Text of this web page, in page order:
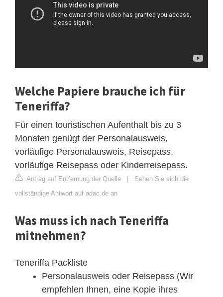
Welche Papiere brauche ich für
Teneriffa?
Für einen touristischen Aufenthalt bis zu 3
Monaten genügt der Personalausweis,
vorläufige Personalausweis, Reisepass,
vorläufige Reisepass oder Kinderreisepass.
Antrag auf Entfernung der Quelle | Sehen Sie sich die
vollständige Antwort auf adac.de an
Was muss ich nach Teneriffa
mitnehmen?
Teneriffa Packliste
Personalausweis oder Reisepass (Wir
empfehlen Ihnen, eine Kopie ihres